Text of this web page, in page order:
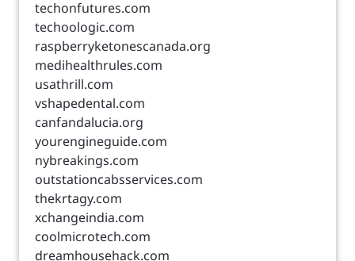
techonfutures.com
techoologic.com
raspberryketonescanada.org
medihealthrules.com
usathrill.com
vshapedental.com
canfandalucia.org
yourengineguide.com
nybreakings.com
outstationcabsservices.com
thekrtagy.com
xchangeindia.com
coolmicrotech.com
dreamhousehack.com